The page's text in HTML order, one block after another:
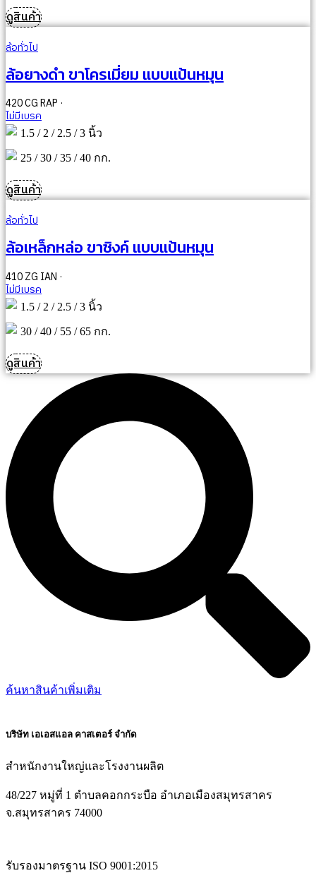
ดูสินค้า
ล้อทั่วไป
ล้อยางดำ ขาโครเมี่ยม แบบแป้นหมุน
420 CG RAP ·
ไม่มีเบรค
1.5 / 2 / 2.5 / 3 นิ้ว
25 / 30 / 35 / 40 กก.
ดูสินค้า
ล้อทั่วไป
ล้อเหล็กหล่อ ขาซิงค์ แบบแป้นหมุน
410 ZG IAN ·
ไม่มีเบรค
1.5 / 2 / 2.5 / 3 นิ้ว
30 / 40 / 55 / 65 กก.
ดูสินค้า
ค้นหาสินค้าเพิ่มเติม
บริษัท เอเอสแอล คาสเตอร์ จำกัด
สำหนักงานใหญ่และโรงงานผลิต
48/227 หมู่ที่ 1 ตำบลคอกกระบือ อำเภอเมืองสมุทรสาคร
จ.สมุทรสาคร 74000
รับรองมาตรฐาน ISO 9001:2015